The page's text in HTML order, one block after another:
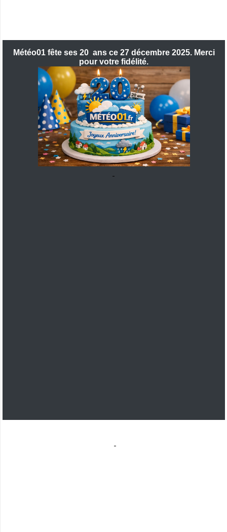
Météo01 fête ses 20 ans ce 27 décembre 2025. Merci
pour votre fidélité.